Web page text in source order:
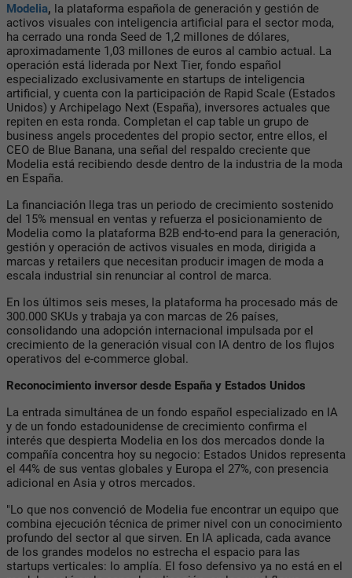
Modelia, la plataforma española de generación y gestión de
activos visuales con inteligencia artificial para el sector moda,
ha cerrado una ronda Seed de 1,2 millones de dólares,
aproximadamente 1,03 millones de euros al cambio actual. La
operación está liderada por Next Tier, fondo español
especializado exclusivamente en startups de inteligencia
artificial, y cuenta con la participación de Rapid Scale (Estados
Unidos) y Archipelago Next (España), inversores actuales que
repiten en esta ronda. Completan el cap table un grupo de
business angels procedentes del propio sector, entre ellos, el
CEO de Blue Banana, una señal del respaldo creciente que
Modelia está recibiendo desde dentro de la industria de la moda
en España.
La financiación llega tras un periodo de crecimiento sostenido
del 15% mensual en ventas y refuerza el posicionamiento de
Modelia como la plataforma B2B end-to-end para la generación,
gestión y operación de activos visuales en moda, dirigida a
marcas y retailers que necesitan producir imagen de moda a
escala industrial sin renunciar al control de marca.
En los últimos seis meses, la plataforma ha procesado más de
300.000 SKUs y trabaja ya con marcas de 26 países,
consolidando una adopción internacional impulsada por el
crecimiento de la generación visual con IA dentro de los flujos
operativos del e-commerce global.
Reconocimiento inversor desde España y Estados Unidos
La entrada simultánea de un fondo español especializado en IA
y de un fondo estadounidense de crecimiento confirma el
interés que despierta Modelia en los dos mercados donde la
compañía concentra hoy su negocio: Estados Unidos representa
el 44% de sus ventas globales y Europa el 27%, con presencia
adicional en Asia y otros mercados.
"Lo que nos convenció de Modelia fue encontrar un equipo que
combina ejecución técnica de primer nivel con un conocimiento
profundo del sector al que sirven. En IA aplicada, cada avance
de los grandes modelos no estrecha el espacio para las
startups verticales: lo amplía. El foso defensivo ya no está en el